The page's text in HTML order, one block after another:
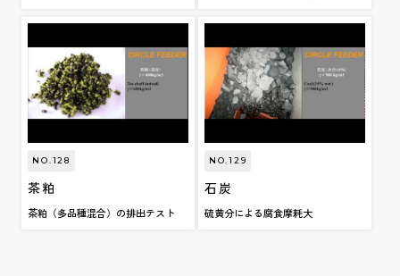
NO.128
茶粕
茶粕（多品種混合）の排出テスト
NO.129
石炭
硫黄分による腐食摩耗大